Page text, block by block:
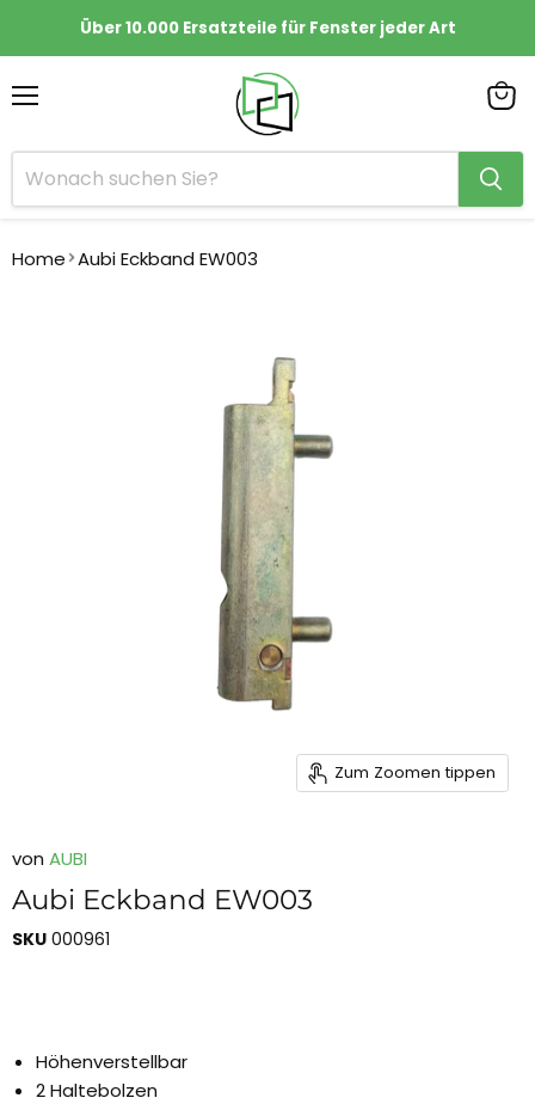
Über 10.000 Ersatzteile für Fenster jeder Art
Home Aubi Eckband EW003
Zum Zoomen tippen
von AUBI
Aubi Eckband EW003
SKU 000961
Höhenverstellbar
2 Haltebolzen